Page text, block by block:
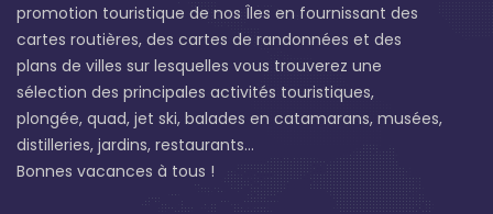
promotion touristique de nos Îles en fournissant des
cartes routières, des cartes de randonnées et des
plans de villes sur lesquelles vous trouverez une
sélection des principales activités touristiques,
plongée, quad, jet ski, balades en catamarans, musées,
distilleries, jardins, restaurants...
Bonnes vacances à tous !